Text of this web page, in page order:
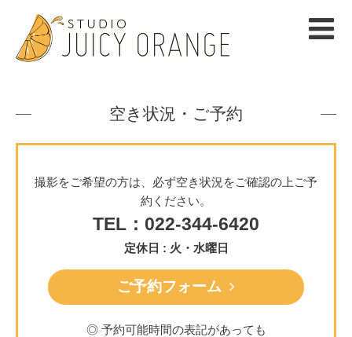
空き状況・ご予約
撮影をご希望の方は、必ず空き状況をご確認の上ご予
約ください。
TEL：022-344-6420
定休日 : 火・水曜日
ご予約フォーム
◎ 予約可能時間の表記があっても